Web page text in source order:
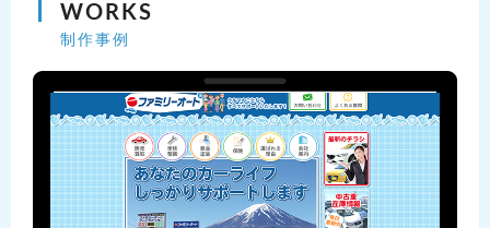
WORKS
制作事例